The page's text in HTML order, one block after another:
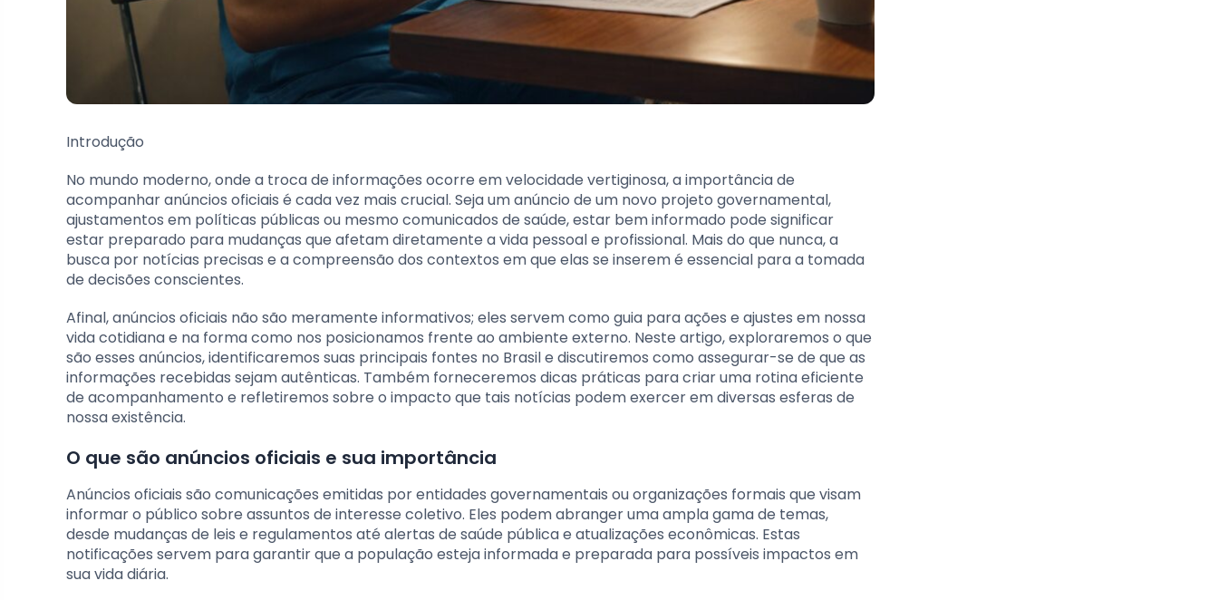
Introdução
No mundo moderno, onde a troca de informações ocorre em velocidade vertiginosa, a importância de
acompanhar anúncios oficiais é cada vez mais crucial. Seja um anúncio de um novo projeto governamental,
ajustamentos em políticas públicas ou mesmo comunicados de saúde, estar bem informado pode significar
estar preparado para mudanças que afetam diretamente a vida pessoal e profissional. Mais do que nunca, a
busca por notícias precisas e a compreensão dos contextos em que elas se inserem é essencial para a tomada
de decisões conscientes.
Afinal, anúncios oficiais não são meramente informativos; eles servem como guia para ações e ajustes em nossa
vida cotidiana e na forma como nos posicionamos frente ao ambiente externo. Neste artigo, exploraremos o que
são esses anúncios, identificaremos suas principais fontes no Brasil e discutiremos como assegurar-se de que as
informações recebidas sejam autênticas. Também forneceremos dicas práticas para criar uma rotina eficiente
de acompanhamento e refletiremos sobre o impacto que tais notícias podem exercer em diversas esferas de
nossa existência.
O que são anúncios oficiais e sua importância
Anúncios oficiais são comunicações emitidas por entidades governamentais ou organizações formais que visam
informar o público sobre assuntos de interesse coletivo. Eles podem abranger uma ampla gama de temas,
desde mudanças de leis e regulamentos até alertas de saúde pública e atualizações econômicas. Estas
notificações servem para garantir que a população esteja informada e preparada para possíveis impactos em
sua vida diária.